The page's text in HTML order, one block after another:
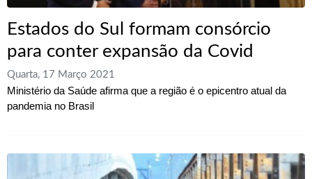
Estados do Sul formam consórcio
para conter expansão da Covid
Quarta, 17 Março 2021
Ministério da Saúde afirma que a região é o epicentro atual da
pandemia no Brasil